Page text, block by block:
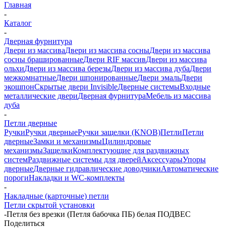
Главная
-
Каталог
-
Дверная фурнитура
Двери из массиваДвери из массива сосныДвери из массива
сосны брашированныеДвери RIF массивДвери из массива
ольхиДвери из массива березыДвери из массива дубаДвери
межкомнатныеДвери шпонированныеДвери эмальДвери
экошпонСкрытые двери InvisibleДверные системыВходные
металлические двериДверная фурнитураМебель из массива
дуба
-
Петли дверные
РучкиРучки дверныеРучки защелки (KNOB)ПетлиПетли
дверныеЗамки и механизмыЦилиндровые
механизмыЗащелкиКомплектующие для раздвижных
системРаздвижные системы для дверейАксессуарыУпоры
дверныеДверные гидравлические доводчикиАвтоматические
порогиНакладки и WC-комплекты
-
Накладные (карточные) петли
Петли скрытой установки
-Петля без врезки (Петля бабочка ПБ) белая ПОДВЕС
Поделиться